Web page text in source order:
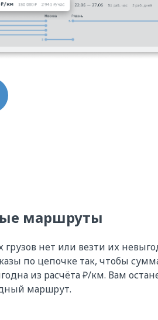
маршруты
грузов нет или везти их
по цепочке так, чтобы
из расчёта ₽/км. Вам
маршрут.